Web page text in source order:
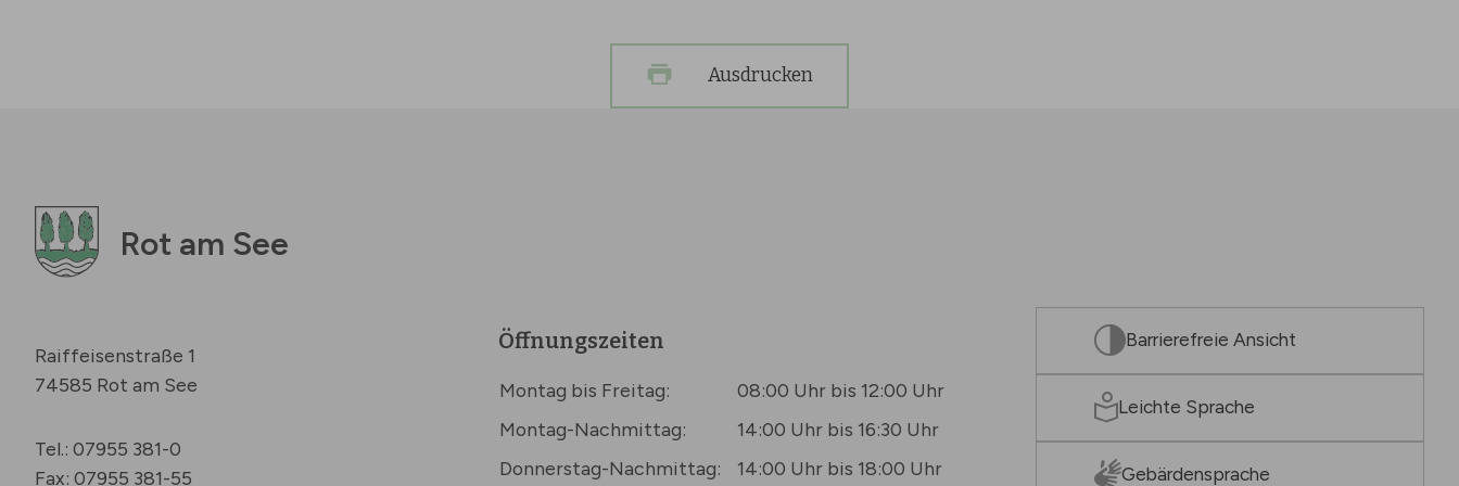
Ausdrucken
Rot am See
Raiffeisenstraße 1
74585 Rot am See
Tel.: 07955 381-0
Fax: 07955 381-55
Öffnungszeiten
Montag bis Freitag:
08:00 Uhr bis 12:00 Uhr
Montag-Nachmittag:
14:00 Uhr bis 16:30 Uhr
Donnerstag-Nachmittag:
14:00 Uhr bis 18:00 Uhr
Barrierefreie Ansicht
Leichte Sprache
Gebärdensprache